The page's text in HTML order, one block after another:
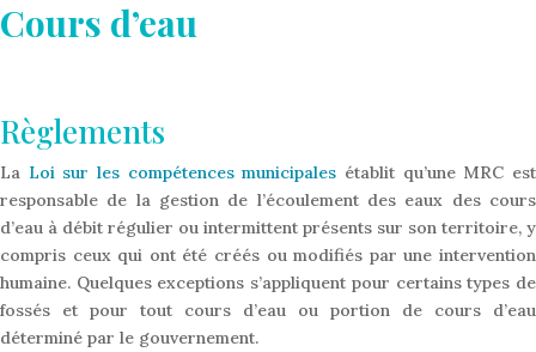
Cours d’eau
Règlements
La Loi sur les compétences municipales établit qu’une MRC est
responsable de la gestion de l’écoulement des eaux des cours
d’eau à débit régulier ou intermittent présents sur son territoire, y
compris ceux qui ont été créés ou modifiés par une intervention
humaine. Quelques exceptions s’appliquent pour certains types de
fossés et pour tout cours d’eau ou portion de cours d’eau
déterminé par le gouvernement.